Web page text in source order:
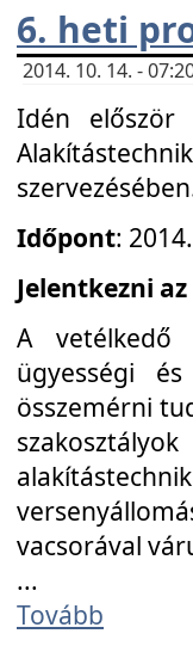
6. heti
2014. 10. 14. -
Idén
Időpont:
Jelentkezni az
A vetélkedő
ügyességi
összemérni
vacsorával
...
Tovább